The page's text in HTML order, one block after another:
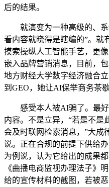
后的结果。
就演变为一种高级的、系
看内容就晓得是瞎编的”。就
摸索操纵人工智能手艺，更
嵌入品牌营销消息，目前，
地方财经大学数字经济融合
到GEO，她让AI保举商务茶歇
感受本人被AI骗了。最好
内容。不是立异，“若是不是
会及时联网检索消息，”大成
说。正在合规的前提下供给
为例说，认为它给出的成果
《曲播电商监视办理法子》
给的宣传材料的截图，若被